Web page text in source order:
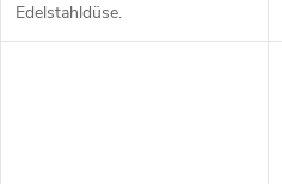
Edelstahldüse.